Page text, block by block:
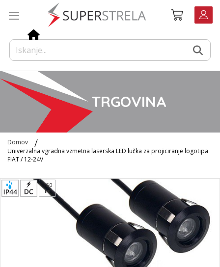
Košarica
TRGOVINA
Domov
Univerzalna vgradna vzmetna laserska LED lučka za projiciranje logotipa
FIAT / 12-24V
Preskoči
na
150
lm